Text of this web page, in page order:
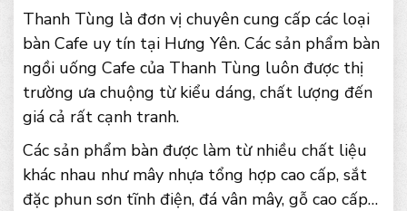
Thanh Tùng là đơn vị chuyên cung cấp các loại
bàn Cafe uy tín tại Hưng Yên. Các sản phẩm bàn
ngồi uống Cafe của Thanh Tùng luôn được thị
trường ưa chuộng từ kiểu dáng, chất lượng đến
giá cả rất cạnh tranh.
Các sản phẩm bàn được làm từ nhiều chất liệu
khác nhau như mây nhựa tổng hợp cao cấp, sắt
đặc phun sơn tĩnh điện, đá vân mây, gỗ cao cấp…